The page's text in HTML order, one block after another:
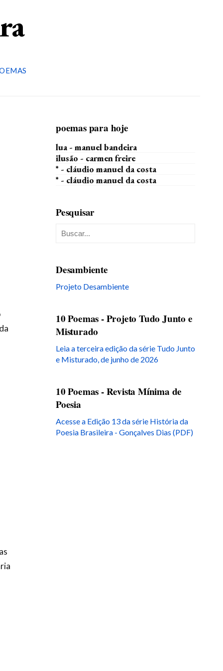
poemas para hoje
lua - manuel bandeira
ilusão - carmen freire
* - cláudio manuel da costa
* - cláudio manuel da costa
Pesquisar
Desambiente
Projeto Desambiente
10 Poemas - Projeto Tudo Junto e
Misturado
Leia a terceira edição da série Tudo Junto
e Misturado, de junho de 2026
10 Poemas - Revista Mínima de
Poesia
Acesse a Edição 13 da série História da
Poesia Brasileira - Gonçalves Dias (PDF)